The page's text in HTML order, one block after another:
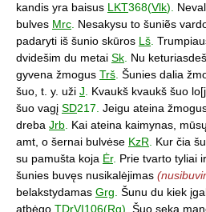
kandis yra baisus LKT368(Vlk).
bulves Mrc. Nesakysu to šuniẽs
padaryti iš šunio skūros Lš.
dvidešim du metai Sk. Nu
gyvena žmogus Trš. Šunies dalia
šuo, t. y. uži J. Kvaukš kvaukš šuo
šuo vagį SD217. Jeigu ateina
dreba Jrb. Kai ateina kaimynas,
amt, o šernai bulvėse KzR. Kur čia
su pamušta koja Ėr. Prie tvarto tyliai
šunies buvęs nusikalėjimas
belakstydamas Grg. Šunu du kiek
atbėgo TDrVI106(Rg). Šuo seka